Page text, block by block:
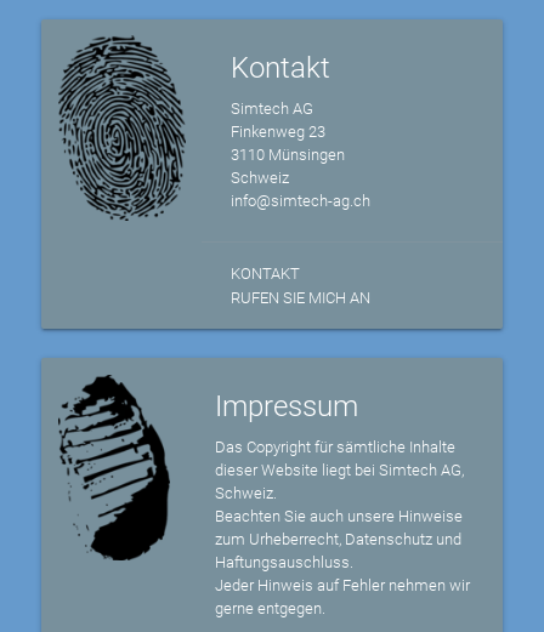
Kontakt
Simtech AG
Finkenweg 23
3110 Münsingen
Schweiz
info@simtech-ag.ch
KONTAKT
RUFEN SIE MICH AN
Impressum
Das Copyright für sämtliche Inhalte
dieser Website liegt bei Simtech AG,
Schweiz.
Beachten Sie auch unsere Hinweise
zum Urheberrecht, Datenschutz und
Haftungsauschluss.
Jeder Hinweis auf Fehler nehmen wir
gerne entgegen.